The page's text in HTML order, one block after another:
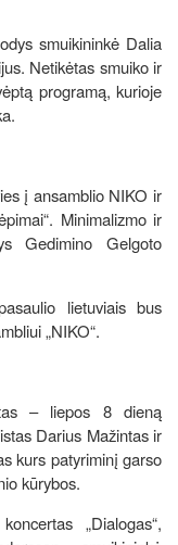
smuikininkė Dalia
Netikėtas smuiko ir
programą, kurioje
į ansamblio NIKO ir
Minimalizmo ir
Gedimino Gelgoto
lietuviais bus
„NIKO“.
– liepos 8 dieną
Darius Mažintas ir
kurs patyriminį garso
kūrybos.
„Dialogas“,